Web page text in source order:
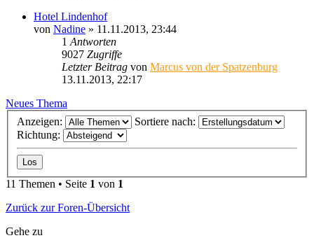
Hotel Lindenhof
von Nadine » 11.11.2013, 23:44
1Antworten
9027 Zugriffe
Letzter Beitrag von Marcus von der Spatzenburg
13.11.2013, 22:17
Neues Thema
Anzeigen:
Sortiere nach:
Richtung:
11 Themen • Seite 1 von 1
Zurück zur Foren-Übersicht
Gehe zu